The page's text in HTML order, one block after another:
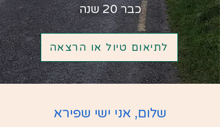
כבר 20 שנה
לתיאום טיול או הרצאה
שלום, אני ישי שפירא